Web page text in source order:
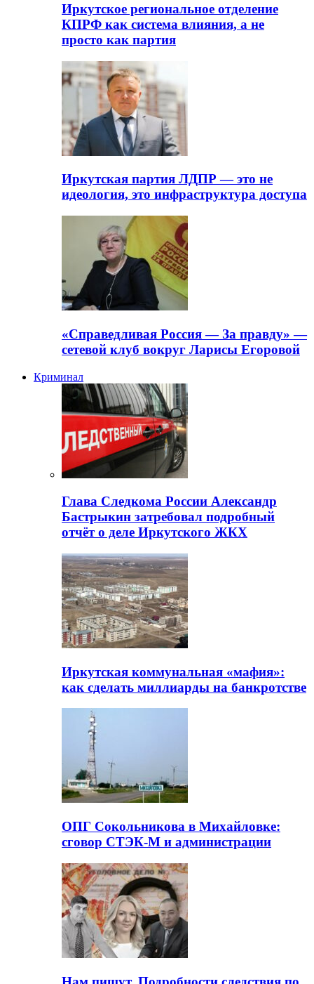
Иркутское региональное отделение
КПРФ как система влияния, а не
просто как партия
Иркутская партия ЛДПР — это не
идеология, это инфраструктура доступа
«Справедливая Россия — За правду» —
сетевой клуб вокруг Ларисы Егоровой
Криминал
Глава Следкома России Александр
Бастрыкин затребовал подробный
отчёт о деле Иркутского ЖКХ
Иркутская коммунальная «мафия»:
как сделать миллиарды на банкротстве
ОПГ Сокольникова в Михайловке:
сговор СТЭК-М и администрации